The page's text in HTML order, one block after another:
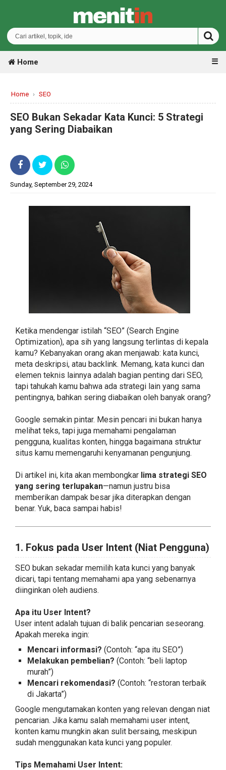
Home ☰
Home › SEO
SEO Bukan Sekadar Kata Kunci: 5 Strategi
yang Sering Diabaikan
Sunday, September 29, 2024
Ketika mendengar istilah “SEO” (Search Engine
Optimization), apa sih yang langsung terlintas di kepala
kamu? Kebanyakan orang akan menjawab: kata kunci,
meta deskripsi, atau backlink. Memang, kata kunci dan
elemen teknis lainnya adalah bagian penting dari SEO,
tapi tahukah kamu bahwa ada strategi lain yang sama
pentingnya, bahkan sering diabaikan oleh banyak orang?
Google semakin pintar. Mesin pencari ini bukan hanya
melihat teks, tapi juga memahami pengalaman
pengguna, kualitas konten, hingga bagaimana struktur
situs kamu memengaruhi kenyamanan pengunjung.
Di artikel ini, kita akan membongkar lima strategi SEO
yang sering terlupakan—namun justru bisa
memberikan dampak besar jika diterapkan dengan
benar. Yuk, baca sampai habis!
1. Fokus pada User Intent (Niat Pengguna)
SEO bukan sekadar memilih kata kunci yang banyak
dicari, tapi tentang memahami apa yang sebenarnya
diinginkan oleh audiens.
Apa itu User Intent?
User intent adalah tujuan di balik pencarian seseorang.
Apakah mereka ingin:
Mencari informasi? (Contoh: “apa itu SEO”)
Melakukan pembelian? (Contoh: “beli laptop
murah”)
Mencari rekomendasi? (Contoh: “restoran terbaik
di Jakarta”)
Google mengutamakan konten yang relevan dengan niat
pencarian. Jika kamu salah memahami user intent,
konten kamu mungkin akan sulit bersaing, meskipun
sudah menggunakan kata kunci yang populer.
Tips Memahami User Intent: